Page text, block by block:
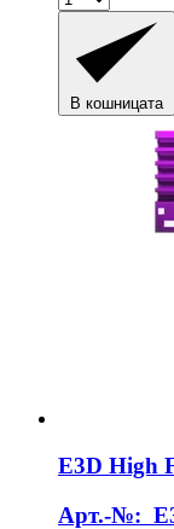
В кошницата
E3D High
Арт.-№: